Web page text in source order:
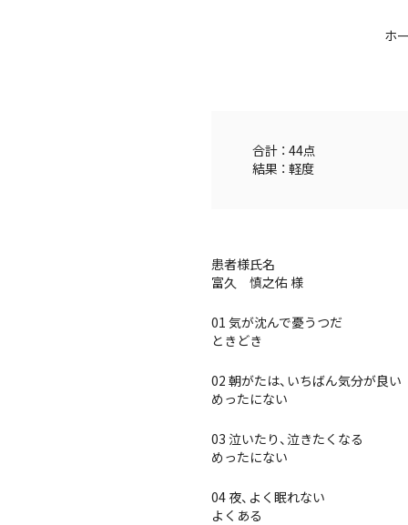
ホ
合計 ： 44点
結果 ： 軽度
患者様氏名
富久 慎之佑 様
01 気が沈んで憂うつだ
ときどき
02 朝がたは、いちばん気分が良い
めったにない
03 泣いたり、泣きたくなる
めったにない
04 夜、よく眠れない
よくある